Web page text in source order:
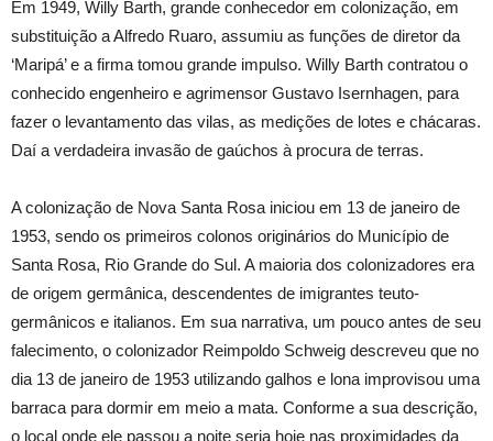
Em 1949, Willy Barth, grande conhecedor em colonização, em
substituição a Alfredo Ruaro, assumiu as funções de diretor da
‘Maripá’ e a firma tomou grande impulso. Willy Barth contratou o
conhecido engenheiro e agrimensor Gustavo Isernhagen, para
fazer o levantamento das vilas, as medições de lotes e chácaras.
Daí a verdadeira invasão de gaúchos à procura de terras.
A colonização de Nova Santa Rosa iniciou em 13 de janeiro de
1953, sendo os primeiros colonos originários do Município de
Santa Rosa, Rio Grande do Sul. A maioria dos colonizadores era
de origem germânica, descendentes de imigrantes teuto-
germânicos e italianos. Em sua narrativa, um pouco antes de seu
falecimento, o colonizador Reimpoldo Schweig descreveu que no
dia 13 de janeiro de 1953 utilizando galhos e lona improvisou uma
barraca para dormir em meio a mata. Conforme a sua descrição,
o local onde ele passou a noite seria hoje nas proximidades da